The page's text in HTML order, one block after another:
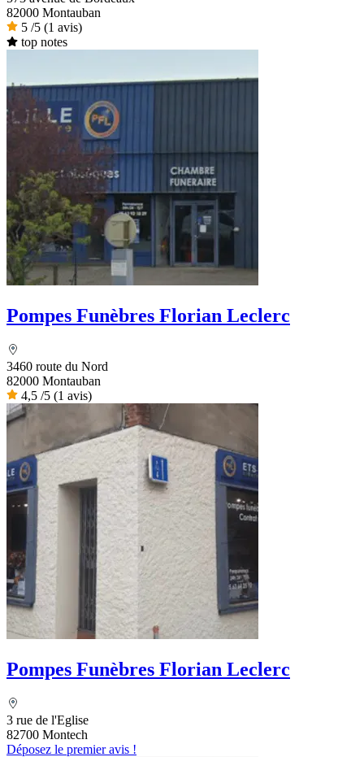
82000 Montauban
5 /5 (1 avis)
top notes
Pompes Funèbres Florian Leclerc
3460 route du Nord
82000 Montauban
4,5 /5 (1 avis)
Pompes Funèbres Florian Leclerc
3 rue de l'Eglise
82700 Montech
Déposez le premier avis !